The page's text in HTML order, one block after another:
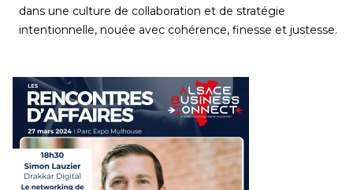
dans une culture de collaboration et de stratégie
intentionnelle, nouée avec cohérence, finesse et justesse.